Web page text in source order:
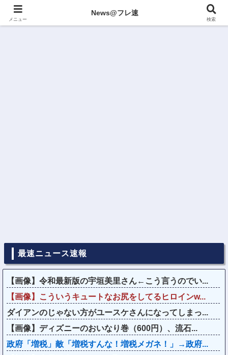
最速ニュース速報
【画像】令和最新版の宇垣美里さん←こう言うのでい...
【画像】こういうキュートなお尻をしてるヒロインw...
ダイアンのじゃない方がユースケさんになってしまっ...
【画像】ディズニーのおいなり巻（600円）、流石...
政府「増税」敵「増税すんな！増税メガネ！」→政府...
メニュー
News@フレ速
検索